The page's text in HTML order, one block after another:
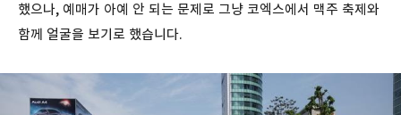
했으나, 예매가 아예 안 되는 문제로 그냥 코엑스에서 맥주 축제와
함께 얼굴을 보기로 했습니다.